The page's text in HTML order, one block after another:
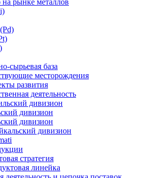
сырьевая база
месторождения
развития
деятельность
дивизион
дивизион
дивизион
дивизион
стратегия
линейка